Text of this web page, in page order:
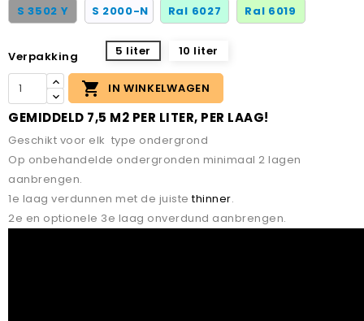
S 3502 Y
S 2000-N Ral 6027 Ral 6019
Verpakking 5 liter 10 liter
 IN WINKELWAGEN
GEMIDDELD 7,5 M2 PER LITER, PER LAAG!
Geschikt voor elk type ondergrond
Op onbehandelde ondergronden minimaal 2 lagen
aanbrengen.
1e laag verdunnen met de juistethinner.
2e en optionele 3e laag onverdund aanbrengen.